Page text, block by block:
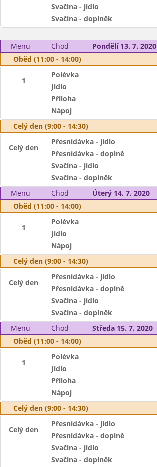
Svačina - jídlo
Svačina - doplněk
Menu Chod
Pondělí 13. 7. 2020
Oběd (11:00 - 14:00)
1
Polévka
Jídlo
Příloha
Nápoj
Celý den (9:00 - 14:30)
Celý den
Přesnídávka - jídlo
Přesnídávka - doplně
Svačina - jídlo
Svačina - doplněk
Menu
Chod
Úterý 14. 7. 2020
Oběd (11:00 - 14:00)
1
Polévka
Jídlo
Nápoj
Celý den (9:00 - 14:30)
Celý den
Přesnídávka - jídlo
Přesnídávka - doplně
Svačina - jídlo
Svačina - doplněk
Menu
Chod
Středa 15. 7. 2020
Oběd (11:00 - 14:00)
1
Polévka
Jídlo
Příloha
Nápoj
Celý den (9:00 - 14:30)
Celý den
Přesnídávka - jídlo
Přesnídávka - doplně
Svačina - jídlo
Svačina - doplněk